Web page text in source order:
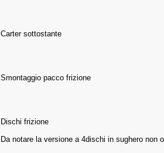
Carter sottostante
Smontaggio pacco frizione
Dischi frizione
Da notare la versione a 4dischi in sughero non